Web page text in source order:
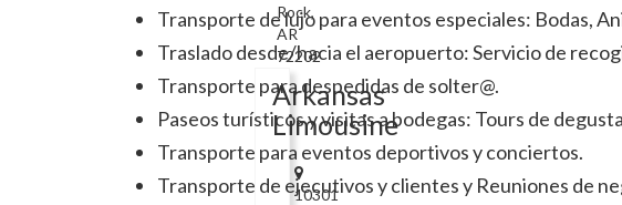
Rock,
AR
72202
Arkansas
Limousine
10301
Transporte de lujo para eventos especiales: Bodas,
Traslado desde/hacia el aeropuerto: Servicio de
Transporte para despedidas de solter@.
Paseos turísticos y visitas a bodegas: Tours de
Transporte para eventos deportivos y conciertos.
Transporte de ejecutivos y clientes y Reuniones de